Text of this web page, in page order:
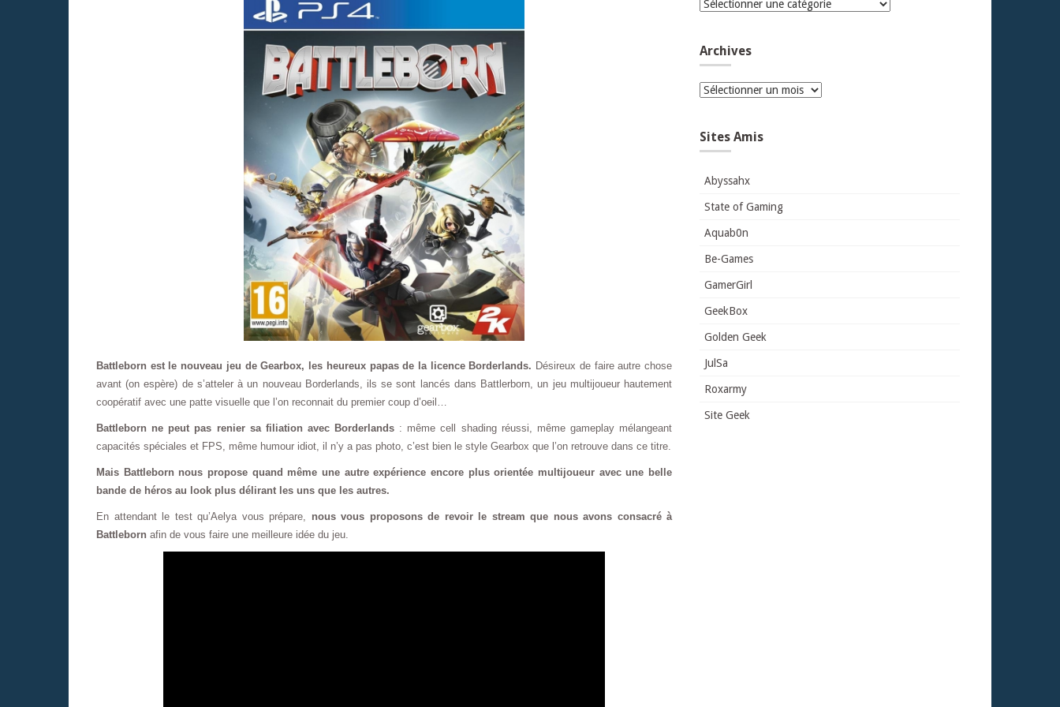
Battleborn est le nouveau jeu de Gearbox, les heureux papas de la licence Borderlands. Désireux de faire autre chose
avant (on espère) de s’atteler à un nouveau Borderlands, ils se sont lancés dans Battlerborn, un jeu multijoueur hautement
coopératif avec une patte visuelle que l’on reconnait du premier coup d’oeil…
Battleborn ne peut pas renier sa filiation avec Borderlands : même cell shading réussi, même gameplay mélangeant
capacités spéciales et FPS, même humour idiot, il n’y a pas photo, c’est bien le style Gearbox que l’on retrouve dans ce titre.
Mais Battleborn nous propose quand même une autre expérience encore plus orientée multijoueur avec une belle
bande de héros au look plus délirant les uns que les autres.
En attendant le test qu’Aelya vous prépare, nous vous proposons de revoir le stream que nous avons consacré à
Battleborn afin de vous faire une meilleure idée du jeu.
Catégories
Archives
Archives
Sites Amis
Abyssahx
State of Gaming
Aquab0n
Be-Games
GamerGirl
GeekBox
Golden Geek
JulSa
Roxarmy
Site Geek